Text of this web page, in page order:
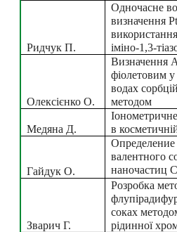
Ридчук П.
Одночасне
визначення
іміно-1,3-
Олексієнко О.
Визначення
фіолетовим
водах
методом
Медяна Д.
в
Гайдук О.
Определение
валентного
наночастиц
Зварич Г.
Розробка
соках
рідинної